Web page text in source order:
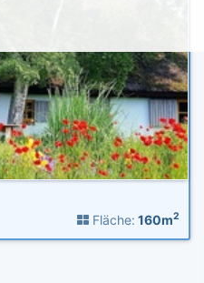
Fläche: 160m2